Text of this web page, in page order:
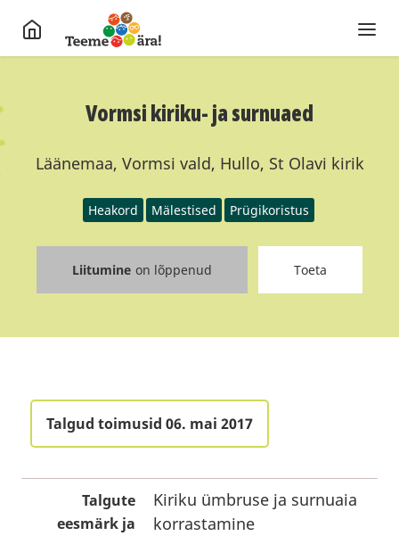
Vormsi kiriku- ja surnuaed
Läänemaa, Vormsi vald, Hullo, St Olavi kirik
Heakord Mälestised Prügikoristus
Liitumine on lõppenud Toeta
Talgud toimusid 06. mai 2017
Talgute
eesmärk ja
Kiriku ümbruse ja surnuaia
korrastamine